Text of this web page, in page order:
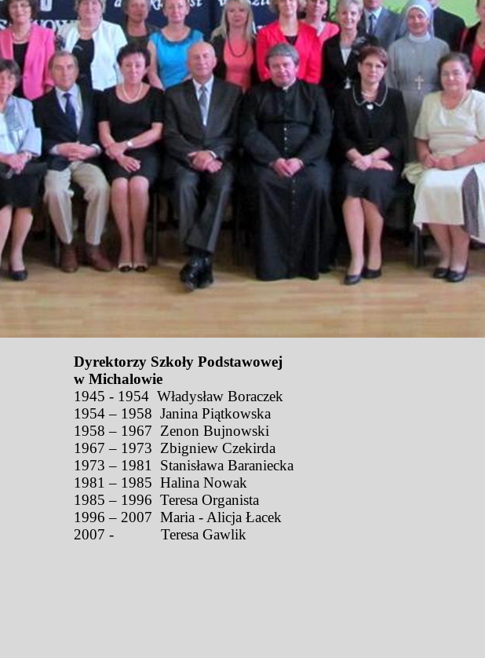
Dyrektorzy Szkoły Podstawowej
w Michalowie
1945 - 1954 Władysław Boraczek
1954 – 1958 Janina Piątkowska
1958 – 1967 Zenon Bujnowski
1967 – 1973 Zbigniew Czekirda
1973 – 1981 Stanisława Baraniecka
1981 – 1985 Halina Nowak
1985 – 1996 Teresa Organista
1996 – 2007 Maria - Alicja Łacek
2007 - Teresa Gawlik